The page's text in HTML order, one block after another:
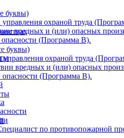
буквы)
охраной труда
вредных и (или) опасных
(Программа В).
по противопожарной
буквы)
охраной труда
вредных и (или) опасных
(Программа В).